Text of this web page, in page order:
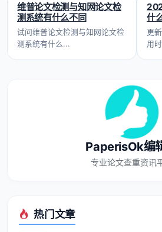
维普论文检测与知网论文检
测系统有什么不同
试问维普论文检测与知网论文检
测系统有什么...
什
更
用
PaperisOk编
专业论文查重资讯
热门文章